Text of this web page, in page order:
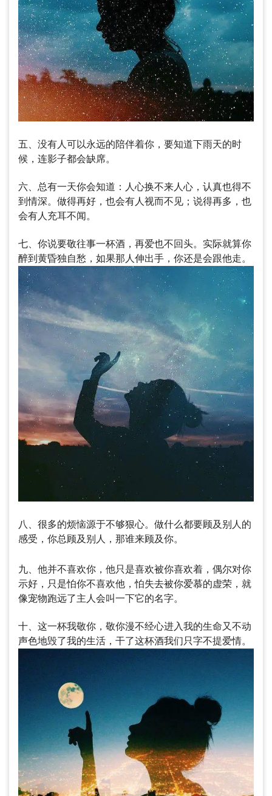
五、没有人可以永远的陪伴着你，要知道下雨天的时
候，连影子都会缺席。
六、总有一天你会知道：人心换不来人心，认真也得不
到情深。做得再好，也会有人视而不见；说得再多，也
会有人充耳不闻。
七、你说要敬往事一杯酒，再爱也不回头。实际就算你
醉到黄昏独自愁，如果那人伸出手，你还是会跟他走。
八、很多的烦恼源于不够狠心。做什么都要顾及别人的
感受，你总顾及别人，那谁来顾及你。
九、他并不喜欢你，他只是喜欢被你喜欢着，偶尔对你
示好，只是怕你不喜欢他，怕失去被你爱慕的虚荣，就
像宠物跑远了主人会叫一下它的名字。
十、这一杯我敬你，敬你漫不经心进入我的生命又不动
声色地毁了我的生活，干了这杯酒我们只字不提爱情。